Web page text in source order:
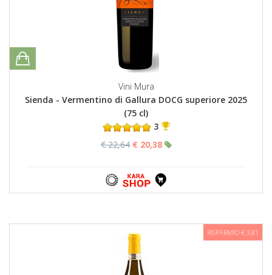
Vini Mura
Sienda - Vermentino di Gallura DOCG superiore 2025
(75 cl)
3
€ 22,64 € 20,38
RISPARMIO € 3,81